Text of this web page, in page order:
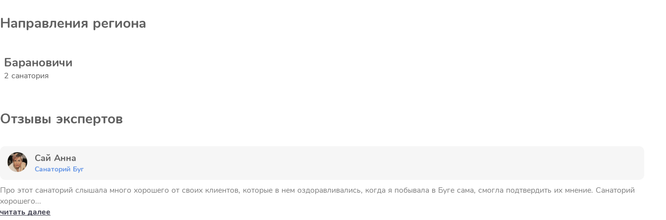
Направления региона
Барановичи
2 санатория
Отзывы экспертов
Сай Анна
Санаторий Буг
Про этот санаторий слышала много хорошего от своих клиентов, которые в нем оздоравливались, когда я побывала в Буге сама, смогла подтвердить их мнение. Санаторий
хорошего...
читать далее